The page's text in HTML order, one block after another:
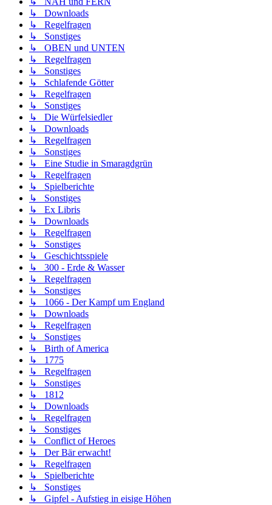
↳ Downloads
↳ Regelfragen
↳ Sonstiges
↳ OBEN und UNTEN
↳ Regelfragen
↳ Sonstiges
↳ Schlafende Götter
↳ Regelfragen
↳ Sonstiges
↳ Die Würfelsiedler
↳ Downloads
↳ Regelfragen
↳ Sonstiges
↳ Eine Studie in Smaragdgrün
↳ Regelfragen
↳ Spielberichte
↳ Sonstiges
↳ Ex Libris
↳ Downloads
↳ Regelfragen
↳ Sonstiges
↳ Geschichtsspiele
↳ 300 - Erde & Wasser
↳ Regelfragen
↳ Sonstiges
↳ 1066 - Der Kampf um England
↳ Downloads
↳ Regelfragen
↳ Sonstiges
↳ Birth of America
↳ 1775
↳ Regelfragen
↳ Sonstiges
↳ 1812
↳ Downloads
↳ Regelfragen
↳ Sonstiges
↳ Conflict of Heroes
↳ Der Bär erwacht!
↳ Regelfragen
↳ Spielberichte
↳ Sonstiges
↳ Gipfel - Aufstieg in eisige Höhen